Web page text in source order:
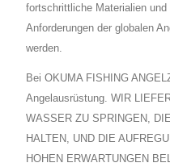
fortschrittliche Materialien
Anforderungen der globalen
werden.
Bei OKUMA FISHING
Angelausrüstung. WIR
WASSER ZU SPRINGEN,
HALTEN, UND DIE
HOHEN ERWARTUNGEN